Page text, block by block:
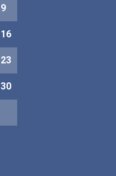
9
16
23
30